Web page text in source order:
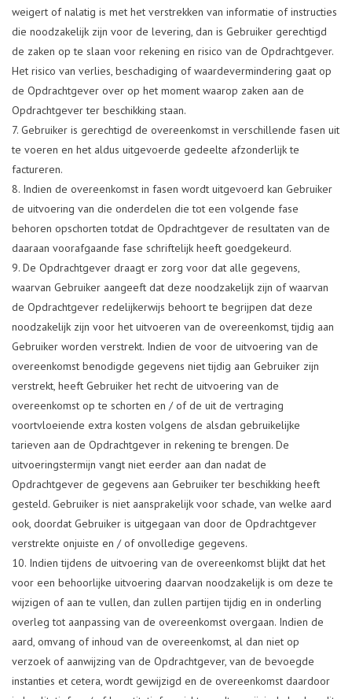
weigert of nalatig is met het verstrekken van informatie of instructies
die noodzakelijk zijn voor de levering, dan is Gebruiker gerechtigd
de zaken op te slaan voor rekening en risico van de Opdrachtgever.
Het risico van verlies, beschadiging of waardevermindering gaat op
de Opdrachtgever over op het moment waarop zaken aan de
Opdrachtgever ter beschikking staan.
Gebruiker is gerechtigd de overeenkomst in verschillende fasen uit
te voeren en het aldus uitgevoerde gedeelte afzonderlijk te
factureren.
Indien de overeenkomst in fasen wordt uitgevoerd kan Gebruiker
de uitvoering van die onderdelen die tot een volgende fase
behoren opschorten totdat de Opdrachtgever de resultaten van de
daaraan voorafgaande fase schriftelijk heeft goedgekeurd.
De Opdrachtgever draagt er zorg voor dat alle gegevens,
waarvan Gebruiker aangeeft dat deze noodzakelijk zijn of waarvan
de Opdrachtgever redelijkerwijs behoort te begrijpen dat deze
noodzakelijk zijn voor het uitvoeren van de overeenkomst, tijdig aan
Gebruiker worden verstrekt. Indien de voor de uitvoering van de
overeenkomst benodigde gegevens niet tijdig aan Gebruiker zijn
verstrekt, heeft Gebruiker het recht de uitvoering van de
overeenkomst op te schorten en / of de uit de vertraging
voortvloeiende extra kosten volgens de alsdan gebruikelijke
tarieven aan de Opdrachtgever in rekening te brengen. De
uitvoeringstermijn vangt niet eerder aan dan nadat de
Opdrachtgever de gegevens aan Gebruiker ter beschikking heeft
gesteld. Gebruiker is niet aansprakelijk voor schade, van welke aard
ook, doordat Gebruiker is uitgegaan van door de Opdrachtgever
verstrekte onjuiste en / of onvolledige gegevens.
Indien tijdens de uitvoering van de overeenkomst blijkt dat het
voor een behoorlijke uitvoering daarvan noodzakelijk is om deze te
wijzigen of aan te vullen, dan zullen partijen tijdig en in onderling
overleg tot aanpassing van de overeenkomst overgaan. Indien de
aard, omvang of inhoud van de overeenkomst, al dan niet op
verzoek of aanwijzing van de Opdrachtgever, van de bevoegde
instanties et cetera, wordt gewijzigd en de overeenkomst daardoor